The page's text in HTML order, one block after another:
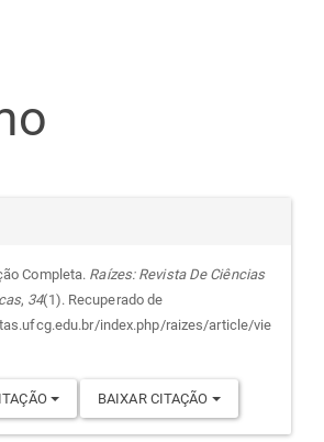
Completa. Raízes: Revista De Ciências
, 34(1). Recuperado de
index.php/raizes/article/vie
BAIXAR CITAÇÃO